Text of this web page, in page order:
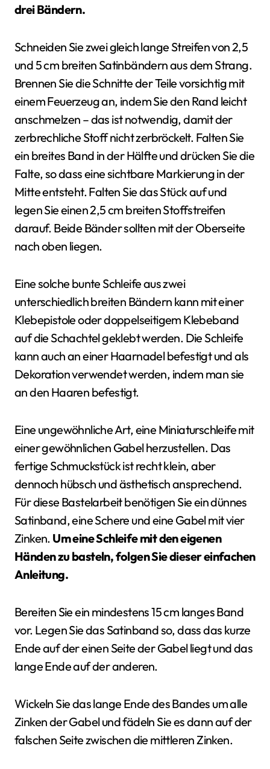
drei Bändern.
Schneiden Sie zwei gleich lange Streifen von 2,5
und 5 cm breiten Satinbändern aus dem Strang.
Brennen Sie die Schnitte der Teile vorsichtig mit
einem Feuerzeug an, indem Sie den Rand leicht
anschmelzen – das ist notwendig, damit der
zerbrechliche Stoff nicht zerbröckelt. Falten Sie
ein breites Band in der Hälfte und drücken Sie die
Falte, so dass eine sichtbare Markierung in der
Mitte entsteht. Falten Sie das Stück auf und
legen Sie einen 2,5 cm breiten Stoffstreifen
darauf. Beide Bänder sollten mit der Oberseite
nach oben liegen.
Eine solche bunte Schleife aus zwei
unterschiedlich breiten Bändern kann mit einer
Klebepistole oder doppelseitigem Klebeband
auf die Schachtel geklebt werden. Die Schleife
kann auch an einer Haarnadel befestigt und als
Dekoration verwendet werden, indem man sie
an den Haaren befestigt.
Eine ungewöhnliche Art, eine Miniaturschleife mit
einer gewöhnlichen Gabel herzustellen. Das
fertige Schmuckstück ist recht klein, aber
dennoch hübsch und ästhetisch ansprechend.
Für diese Bastelarbeit benötigen Sie ein dünnes
Satinband, eine Schere und eine Gabel mit vier
Zinken. Um eine Schleife mit den eigenen
Händen zu basteln, folgen Sie dieser einfachen
Anleitung.
Bereiten Sie ein mindestens 15 cm langes Band
vor. Legen Sie das Satinband so, dass das kurze
Ende auf der einen Seite der Gabel liegt und das
lange Ende auf der anderen.
Wickeln Sie das lange Ende des Bandes um alle
Zinken der Gabel und fädeln Sie es dann auf der
falschen Seite zwischen die mittleren Zinken.